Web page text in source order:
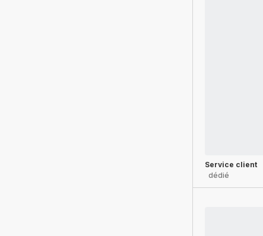
Service client
dédié